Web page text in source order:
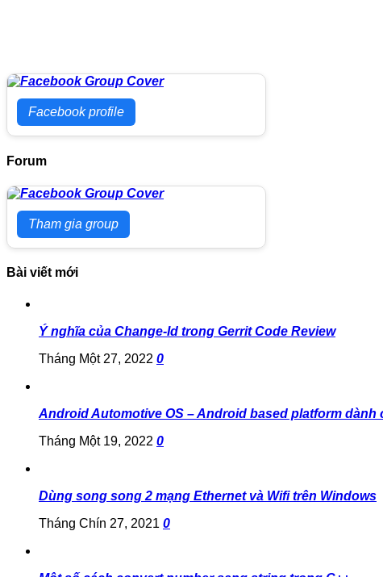
Facebook profile
Forum
Tham gia group
Bài viết mới
Ý nghĩa của Change-Id trong Gerrit Code Review
Tháng Một 27, 2022 0
Android Automotive OS – Android based platform dành
Tháng Một 19, 2022 0
Dùng song song 2 mạng Ethernet và Wifi trên Windows
Tháng Chín 27, 2021 0